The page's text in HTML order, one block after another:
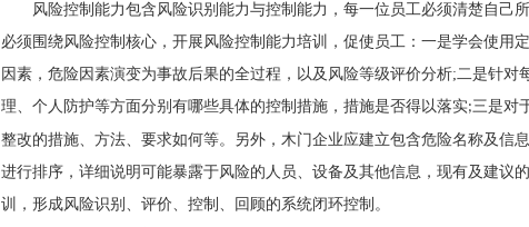
风险控制能力包含风险识别能力与控制能力，每一位员工必须清楚自己
必须围绕风险控制核心，开展风险控制能力培训，促使员工：一是学会使用
因素，危险因素演变为事故后果的全过程，以及风险等级评价分析;二是针对
理、个人防护等方面分别有哪些具体的控制措施，措施是否得以落实;三是对
整改的措施、方法、要求如何等。另外，木门企业应建立包含危险名称及信
进行排序，详细说明可能暴露于风险的人员、设备及其他信息，现有及建议
训，形成风险识别、评价、控制、回顾的系统闭环控制。